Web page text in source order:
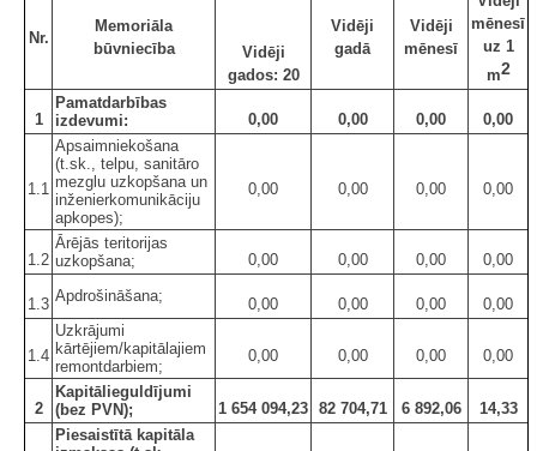
Nr.
Memoriāla
būvniecība
Vidēji
gados: 20
Vidēji
gadā
Vidēji
mēnesī
mēnesī
uz 1
m2
1
Pamatdarbības
izdevumi:
0,00 0,00 0,00 0,00
1.1
Apsaimniekošana
(t.sk., telpu, sanitāro
mezglu uzkopšana un
inženierkomunikāciju
apkopes);
0,00 0,00 0,00 0,00
1.2
Ārējās teritorijas
uzkopšana;
0,00 0,00 0,00 0,00
1.3 Apdrošināšana; 0,00 0,00 0,00 0,00
1.4
Uzkrājumi
kārtējiem/kapitālajiem
remontdarbiem;
0,00 0,00 0,00 0,00
2
Kapitālieguldījumi
(bez PVN);
1 654 094,23 82 704,71 6 892,06 14,33
Piesaistītā kapitāla